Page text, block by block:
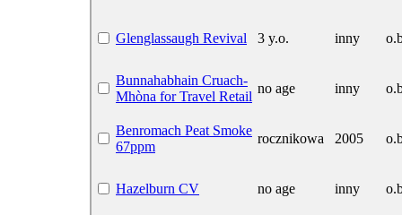
Glenglassaugh Revival 3 y.o. inny
Bunnahabhain Cruach-
Mhòna for Travel Retail
no age inny
Benromach Peat Smoke
67ppm
rocznikowa 2005
Hazelburn CV no age inny